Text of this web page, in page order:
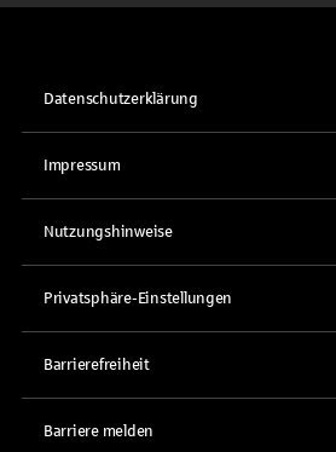
Datenschutzerklärung
Impressum
Nutzungshinweise
Privatsphäre-Einstellungen
Barrierefreiheit
Barriere melden